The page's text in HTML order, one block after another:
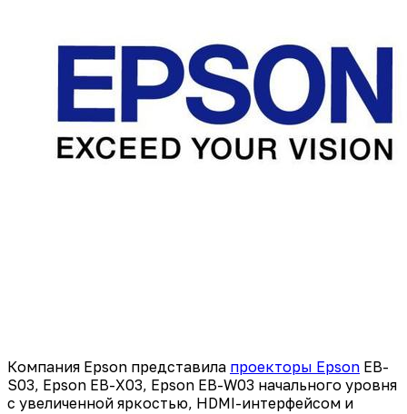
Компания Epson представила проекторы Epson EB-
S03, Epson EB-X03, Epson EB-W03 начального уровня
с увеличенной яркостью, HDMI-интерфейсом и